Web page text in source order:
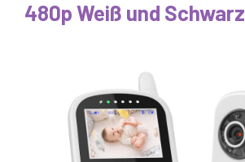
480p Weiß und Schwarz